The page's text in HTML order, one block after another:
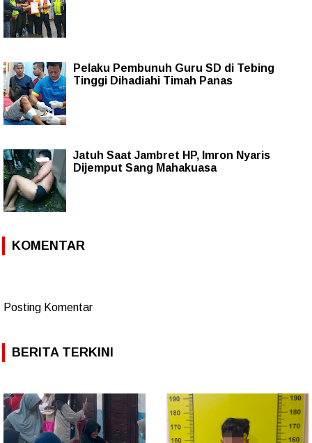
Pelaku Pembunuh Guru SD di Tebing
Tinggi Dihadiahi Timah Panas
Jatuh Saat Jambret HP, Imron Nyaris
Dijemput Sang Mahakuasa
KOMENTAR
Posting Komentar
BERITA TERKINI